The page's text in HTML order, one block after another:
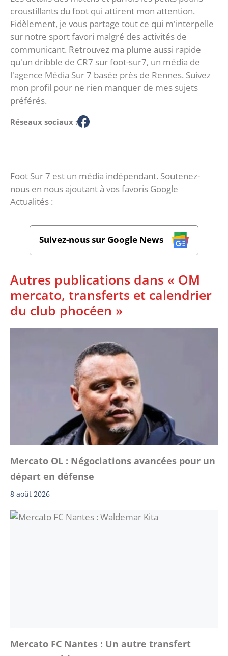
croustillants du foot qui attirent mon attention.
Fidèlement, je vous partage tout ce qui m'interpelle
sur notre sport favori malgré des activités de
communicant. Retrouvez ma plume aussi rapide
qu'un dribble de CR7 sur foot-sur7, un média de
l'agence Média Sur 7 basée près de Rennes. Suivez
mon profil pour ne rien manquer de mes sujets
préférés.
Réseaux sociaux :
Foot Sur 7 est un média indépendant. Soutenez-
nous en nous ajoutant à vos favoris Google
Actualités :
Suivez-nous sur Google News
Autres publications dans « OM
mercato, transferts et calendrier
du club phocéen »
Mercato OL : Négociations avancées pour un
départ en défense
8 août 2026
Mercato FC Nantes : Un autre transfert